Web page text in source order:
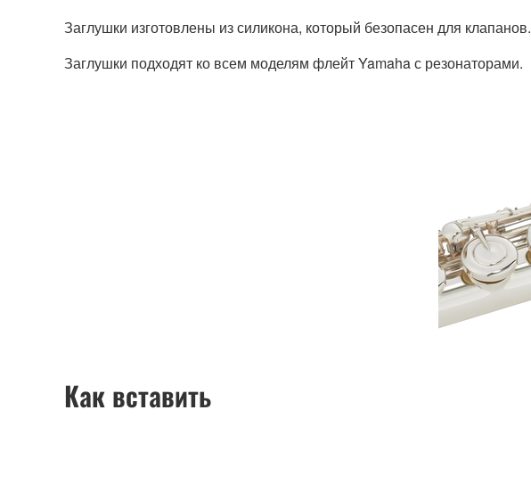
Заглушки изготовлены из силикона, который безопасен для клапанов.
Заглушки подходят ко всем моделям флейт Yamaha с резонаторами.
Как вставить